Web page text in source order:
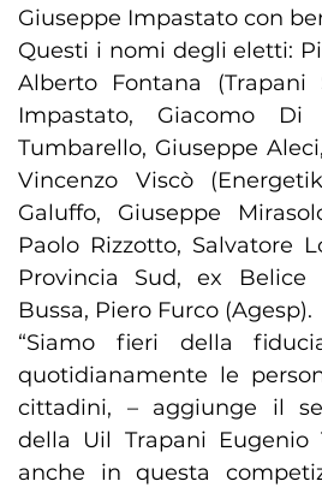
Giuseppe Impastato con
Questi i nomi degli eletti:
Alberto Fontana (Trapani
Impastato, Giacomo Di
Tumbarello, Giuseppe
Vincenzo Viscò
Galuffo, Giuseppe
Paolo Rizzotto, Salvatore
Provincia Sud, ex Belice
Bussa, Piero Furco (Agesp).
“Siamo fieri della
quotidianamente le
cittadini, – aggiunge il
della Uil Trapani Eugenio
anche in questa